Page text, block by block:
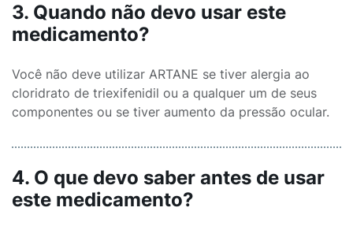
3. Quando não devo usar este
medicamento?
Você não deve utilizar ARTANE se tiver alergia ao
cloridrato de triexifenidil ou a qualquer um de seus
componentes ou se tiver aumento da pressão ocular.
4. O que devo saber antes de usar
este medicamento?